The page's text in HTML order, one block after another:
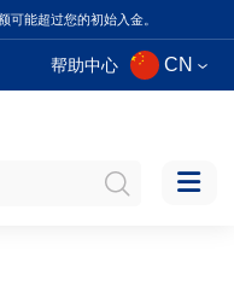
可能超过您的初始入金。
帮助中心 CN